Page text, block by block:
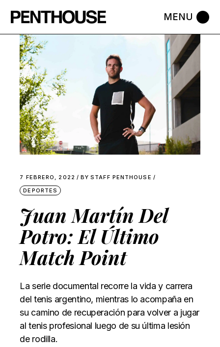
the
7 FEBRERO, 2022 BY STAFF PENTHOUSE
DEPORTES
Juan Martín Del
Potro: El Último
Match Point
La serie documental recorre la vida y carrera
del tenis argentino, mientras lo acompaña en
su camino de recuperación para volver a jugar
al tenis profesional luego de su última lesión
de rodilla.